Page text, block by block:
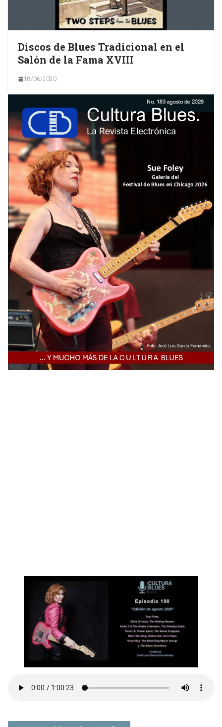
Discos de Blues Tradicional en el
Salón de la Fama XVIII
18/06/2020